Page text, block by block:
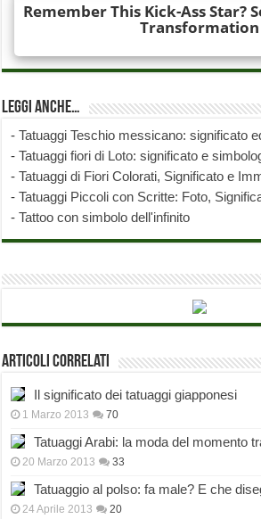
Leggi anche…
-Tatuaggi Teschio messicano: significato
-Tatuaggi fiori di Loto: significato e
-Tatuaggi di Fiori Colorati, Significato e
-Tatuaggi Piccoli con Scritte: Foto,
-Tattoo con simbolo dell'infinito
Articoli correlati
Il significato dei tatuaggi giapponesi
1 Marzo 2013 70
Tatuaggi Arabi: la moda del momento
20 Marzo 2013 33
Tatuaggio al polso: fa male? E che
24 Aprile 2013 20